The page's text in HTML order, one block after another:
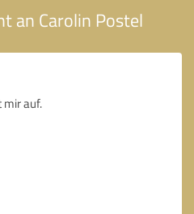
an Carolin Postel